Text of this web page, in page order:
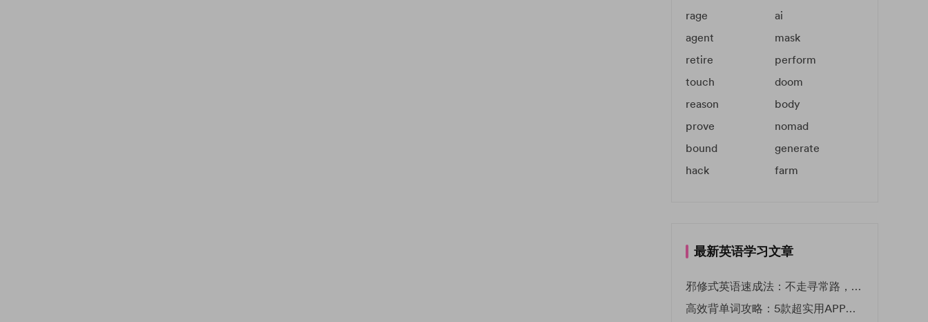
rage
ai
agent
mask
retire
perform
touch
doom
reason
body
prove
nomad
bound
generate
hack
farm
最新英语学习文章
邪修式英语速成法：不走寻常路，英语战力狂飙！
高效背单词攻略：5款超实用APP推荐 | EF英孚教育